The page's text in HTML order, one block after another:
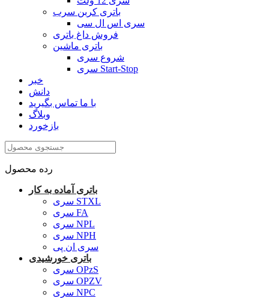
باتری کربن سرب
سری اس ال سی
فروش داغ باتری
باتری ماشین
شروع سری
سری Start-Stop
خبر
دانش
با ما تماس بگیرید
وبلاگ
بازخورد
رده محصول
باتری آماده به کار
سری STXL
سری FA
سری NPL
سری NPH
سری ان پی
باتری خورشیدی
سری OPzS
سری OPZV
سری NPC